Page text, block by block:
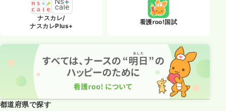
ナスカレ/
ナスカレPlus+
看護roo!国試
都道府県で探す